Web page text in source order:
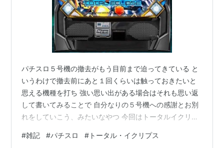
：菅原正志
オープニングテーマ「Go to the top」
作詞・歌：倖田來未 / 作曲・編曲：CLARABELL
エンディングテーマ「signs 〜朔月一夜〜」
作詞・作曲：加藤祐介 / 編曲：長岡成貢 / 歌：栗林
みな実
リスト::アニメ作品//タイトル/た行| リスト::アニメ作
パチスロ５号機の撤去がもう目前まで迫ってきている と
いうわけで撤去前にあと１回くらいは触っておきたいと
思える機種を打ち 強い思い出がある場合はそれも思い返
して書いてみることで 自分なりの５号機への感謝とお別
れをしていこう、みたいなやつ 今回はトータルイクリプ
め トータルイクリプス（以下ＴＥ）には実は相当思い入
#雑記 #パチスロ # トータル・イクリプス